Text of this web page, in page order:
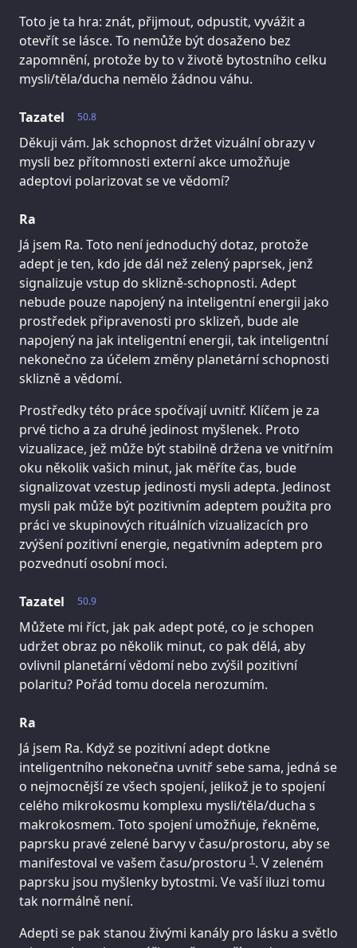
Toto je ta hra: znát, přijmout, odpustit, vyvážit a
otevřít se lásce. To nemůže být dosaženo bez
zapomnění, protože by to v životě bytostního celku
mysli/těla/ducha nemělo žádnou váhu.
50.8
Tazatel
Děkuji vám. Jak schopnost držet vizuální obrazy v
mysli bez přítomnosti externí akce umožňuje
adeptovi polarizovat se ve vědomí?
Ra
Já jsem Ra. Toto není jednoduchý dotaz, protože
adept je ten, kdo jde dál než zelený paprsek, jenž
signalizuje vstup do sklizně-schopnosti. Adept
nebude pouze napojený na inteligentní energii jako
prostředek připravenosti pro sklizeň, bude ale
napojený na jak inteligentní energii, tak inteligentní
nekonečno za účelem změny planetární schopnosti
sklizně a vědomí.
Prostředky této práce spočívají uvnitř. Klíčem je za
prvé ticho a za druhé jedinost myšlenek. Proto
vizualizace, jež může být stabilně držena ve vnitřním
oku několik vašich minut, jak měříte čas, bude
signalizovat vzestup jedinosti mysli adepta. Jedinost
mysli pak může být pozitivním adeptem použita pro
práci ve skupinových rituálních vizualizacích pro
zvýšení pozitivní energie, negativním adeptem pro
pozvednutí osobní moci.
50.9
Tazatel
Můžete mi říct, jak pak adept poté, co je schopen
udržet obraz po několik minut, co pak dělá, aby
ovlivnil planetární vědomí nebo zvýšil pozitivní
polaritu? Pořád tomu docela nerozumím.
Ra
Já jsem Ra. Když se pozitivní adept dotkne
inteligentního nekonečna uvnitř sebe sama, jedná se
o nejmocnější ze všech spojení, jelikož je to spojení
celého mikrokosmu komplexu mysli/těla/ducha s
makrokosmem. Toto spojení umožňuje, řekněme,
paprsku pravé zelené barvy v času/prostoru, aby se
manifestoval ve vašem času/prostoru 1. V zeleném
paprsku jsou myšlenky bytostmi. Ve vaší iluzi tomu
tak normálně není.
Adepti se pak stanou živými kanály pro lásku a světlo